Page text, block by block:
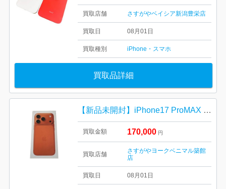
買取店舗 さすがやベイシア新潟豊栄店
買取日 08月01日
買取種別 iPhone・スマホ
買取品詳細
【新品未開封】iPhone17 ProMAX 256GB コズミックオレンジ
買取金額 170,000 円
買取店舗
さすがやヨークベニマル築館
店
買取日 08月01日